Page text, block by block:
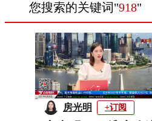
您搜索的关键词"918"
房光明 +订阅